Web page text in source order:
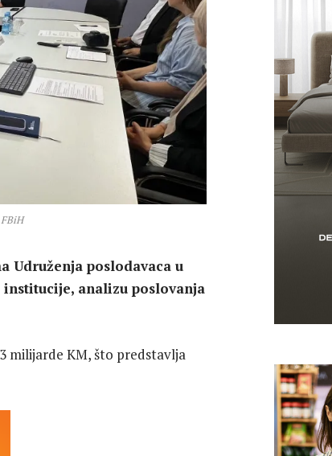
Udruženja poslodavaca u
analizu poslovanja
milijarde KM, što predstavlja